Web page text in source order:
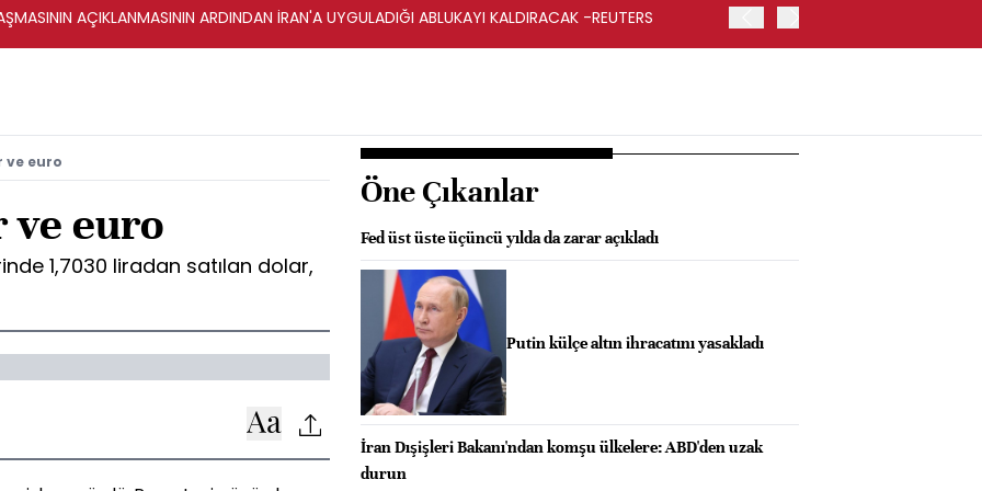
AÇIKLANMASININ ARDINDAN İRAN'A UYGULADIĞI ABLUKAYI KALDIRACAK -REUTERS
ve euro
ve euro
1,7030 liradan satılan dolar,
Öne Çıkanlar
Fed üst üste üçüncü yılda da zarar açıkladı
Putin külçe altın ihracatını yasakladı
İran Dışişleri Bakanı'ndan komşu ülkelere: ABD'den uzak
durun